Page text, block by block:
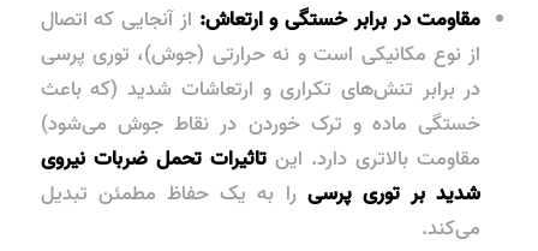
مقاومت در برابر خستگی و ارتعاش: از آنجایی که اتصال
از نوع مکانیکی است و نه حرارتی (جوش)، توری پرسی
در برابر تنش‌های تکراری و ارتعاشات شدید (که باعث
خستگی ماده و ترک خوردن در نقاط جوش می‌شود)
مقاومت بالاتری دارد. اینتاثیرات تحمل ضربات نیروی
شدید بر توری پرسی را به یک حفاظ مطمئن تبدیل
می‌کند.